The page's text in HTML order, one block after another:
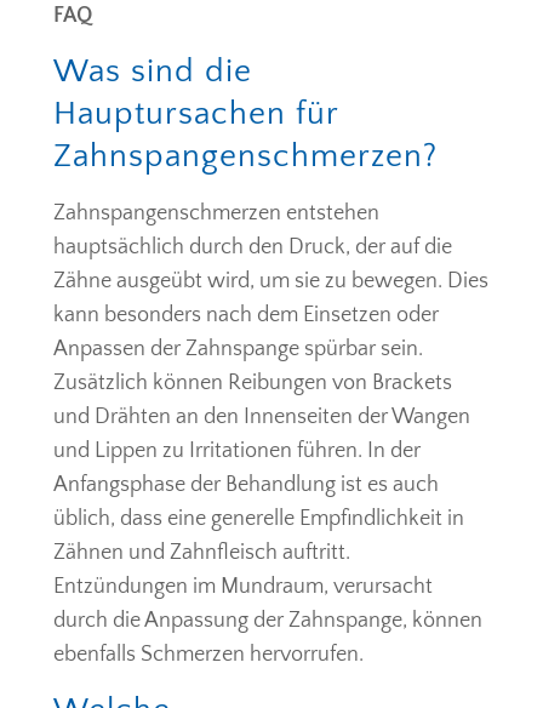
FAQ
Was sind die
Hauptursachen für
Zahnspangenschmerzen?
Zahnspangenschmerzen entstehen
hauptsächlich durch den Druck, der auf die
Zähne ausgeübt wird, um sie zu bewegen. Dies
kann besonders nach dem Einsetzen oder
Anpassen der Zahnspange spürbar sein.
Zusätzlich können Reibungen von Brackets
und Drähten an den Innenseiten der Wangen
und Lippen zu Irritationen führen. In der
Anfangsphase der Behandlung ist es auch
üblich, dass eine generelle Empfindlichkeit in
Zähnen und Zahnfleisch auftritt.
Entzündungen im Mundraum, verursacht
durch die Anpassung der Zahnspange, können
ebenfalls Schmerzen hervorrufen.